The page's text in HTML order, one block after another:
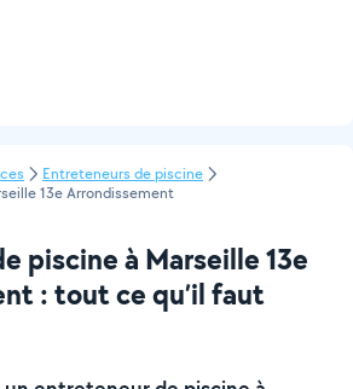
Entreteneurs de piscine
13e Arrondissement
piscine à Marseille 13e
: tout ce qu’il faut